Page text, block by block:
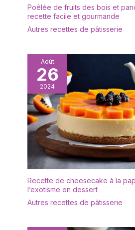
dans
vaisselle
table.
offrent
set
été
et plats
résister à
temps. À
s’offrir :
table
parfait
ou tout
belle
Poêlée de fruits des bois et
recette facile et gourmande
Autres recettes de pâtisserie
Août
26
2024
Recette de cheesecake à la
l’exotisme en dessert
Autres recettes de pâtisserie